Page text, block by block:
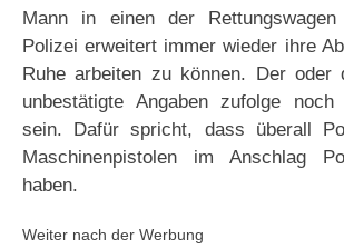
Mann in einen der
Polizei erweitert immer wieder ihre
Ruhe arbeiten zu können. Der oder
unbestätigte Angaben zufolge
sein. Dafür spricht, dass überall
Maschinenpistolen im Anschlag
haben.
Weiter nach der Werbung